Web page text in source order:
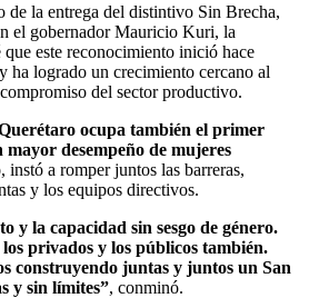
de la entrega del distintivo Sin Brecha,
el gobernador Mauricio Kuri, la
este reconocimiento inició hace
ha logrado un crecimiento cercano al
del sector productivo.
ocupa también el primer
desempeño de mujeres
instó a romper juntos las barreras,
y los equipos directivos.
y la capacidad sin sesgo de género.
los privados y los públicos también.
construyendo juntas y juntos un San
y sin límites”, conminó.